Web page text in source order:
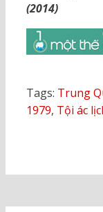
(2014)
Tags: Trung
1979, Tội ác